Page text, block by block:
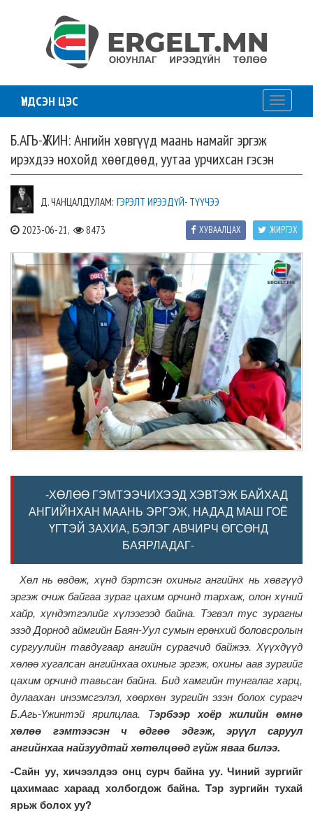
ҮНДСЭН ЦЭС
Toggle
Б.АГЬ-ҮЖИН: Ангийн хөвгүүд маань намайг эргэж
ирэхдээ нохойд хөөгдөөд, уутаа урчихсан гэсэн
Д. ЧАНЦАЛДУЛАМ: ГЭРЭЛТ ИРЭЭДҮЙ- ТҮҮЧЭЭ
2023-06-21, 8473 ЖИРГЭХ
ХУВААЛЦАХ
-ХӨЛӨӨ ГЭМТЭЭЧИХЭЭД ХЭВТЭЖ БАЙХАД
АНГИЙНХАН МААНЬ ЭРГЭЖ, НАДАД МАШ ГОЁ
ҮГТЭЙ ЗАХИА, БЭЛЭГ АВЧИРЧ ӨГСӨНД
БАЯРЛАДАГ-
Хөл нь өвдөж, хүнд бэртсэн охиныг ангийнх нь хөвгүүд
эргэж очиж байгаа зураг цахим орчинд тархаж, олон хүний
хайр, хүндэтгэлийг хүлээгээд байна. Тэгвэл тус зурагны
эзэд Дорнод аймгийн Баян-Уул сумын ерөнхий боловсролын
сургуулийн тавдугаар ангийн сурагчид байжээ. Хүүхдүүд
хөлөө хугалсан ангийнхаа охиныг эргэж, охины аав зургийг
цахим орчинд тавьсан байна. Бид хамгийн тунгалаг харц,
дулаахан инээмсгэлэл, хөөрхөн зургийн эзэн болох сурагч
Б.Агь-Үжинтэй ярилцлаа. Тэрбээр хоёр жилийн өмнө
хөлөө гэмтээсэн ч өдгөө эдгэж, эрүүл саруул
ангийнхаа найзуудтай хөтөлцөөд гүйж яваа билээ.
-Сайн уу,хичээлдээ онц сурч байна уу.Чиний зургийг
цахимаас хараад холбогдож байна. Тэр зургийн тухай
ярьжболохуу?